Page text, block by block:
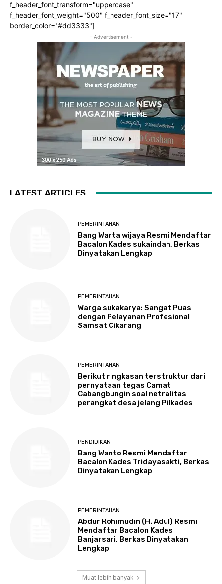
f_header_font_transform="uppercase"
f_header_font_weight="500" f_header_font_size="17"
border_color="#dd3333"]
- Advertisement -
LATEST ARTICLES
PEMERINTAHAN
Bang Warta wijaya Resmi Mendaftar
Bacalon Kades sukaindah, Berkas
Dinyatakan Lengkap
PEMERINTAHAN
Warga sukakarya: Sangat Puas
dengan Pelayanan Profesional
Samsat Cikarang
PEMERINTAHAN
Berikut ringkasan terstruktur dari
pernyataan tegas Camat
Cabangbungin soal netralitas
perangkat desa jelang Pilkades
PENDIDIKAN
Bang Wanto Resmi Mendaftar
Bacalon Kades Tridayasakti, Berkas
Dinyatakan Lengkap
PEMERINTAHAN
Abdur Rohimudin (H. Adul) Resmi
Mendaftar Bacalon Kades
Banjarsari, Berkas Dinyatakan
Lengkap
Muat lebih banyak